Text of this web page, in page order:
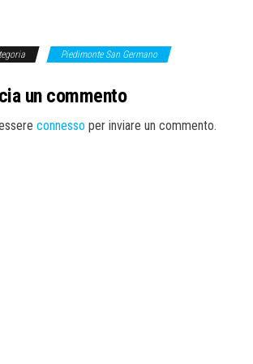
Piedimonte San Germano
un commento
connesso per inviare un commento.